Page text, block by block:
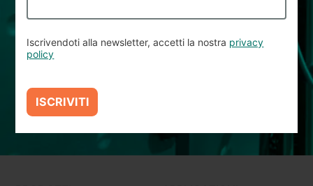
Iscrivendoti alla newsletter, accetti la nostra privacy
policy
ISCRIVITI